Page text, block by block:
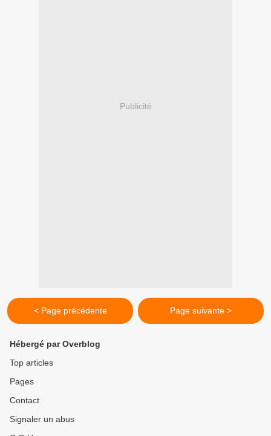
Publicité
< Page précédente Page suivante >
Hébergé par Overblog
Top articles
Pages
Contact
Signaler un abus